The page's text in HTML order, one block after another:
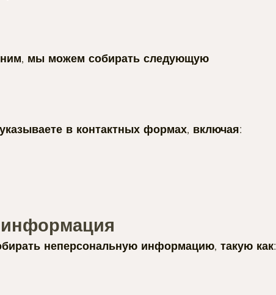
ним, мы можем собирать следующую
в контактных формах, включая:
информация
неперсональную информацию, такую как: